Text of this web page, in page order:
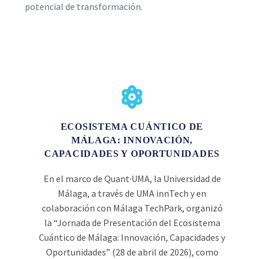
potencial de transformación.
ECOSISTEMA CUÁNTICO DE
MÁLAGA: INNOVACIÓN,
CAPACIDADES Y OPORTUNIDADES
En el marco de Quant·UMA, la Universidad de
Málaga, a través de UMA innTech y en
colaboración con Málaga TechPark, organizó
la “Jornada de Presentación del Ecosistema
Cuántico de Málaga: Innovación, Capacidades y
Oportunidades” (28 de abril de 2026), como